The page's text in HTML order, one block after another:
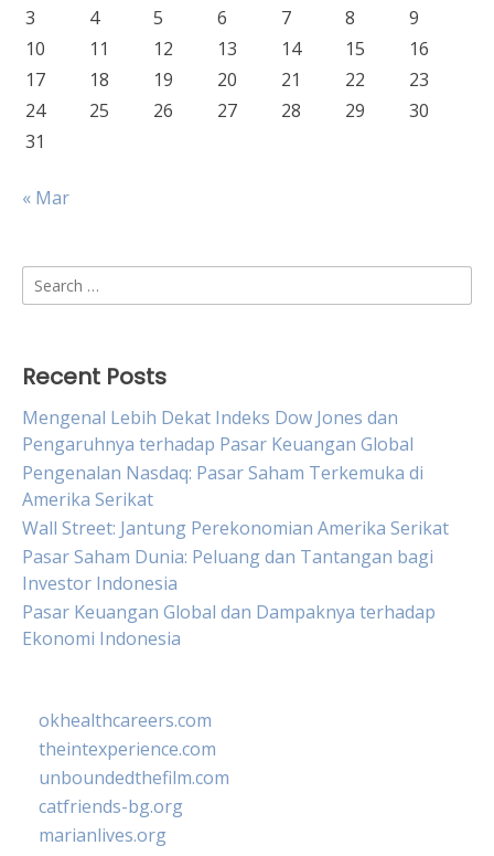
3
4 5 6 7 8
9
10
11 12 13 14 15
16
17
18 19 20 21 22
23
24
25 26 27 28 29
30
31
« Mar
Search
for:
Recent Posts
Mengenal Lebih Dekat Indeks Dow Jones dan
Pengaruhnya terhadap Pasar Keuangan Global
Pengenalan Nasdaq: Pasar Saham Terkemuka di
Amerika Serikat
Wall Street: Jantung Perekonomian Amerika Serikat
Pasar Saham Dunia: Peluang dan Tantangan bagi
Investor Indonesia
Pasar Keuangan Global dan Dampaknya terhadap
Ekonomi Indonesia
okhealthcareers.com
theintexperience.com
unboundedthefilm.com
catfriends-bg.org
marianlives.org